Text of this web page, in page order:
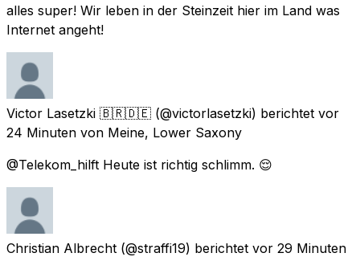
alles super! Wir leben in der Steinzeit hier im Land was
Internet angeht!
Victor Lasetzki 🇧🇷🇩🇪 (@victorlasetzki) berichtet vor
24 Minuten von Meine, Lower Saxony
@Telekom_hilft Heute ist richtig schlimm. 😌
Christian Albrecht (@straffi19) berichtet vor 29 Minuten